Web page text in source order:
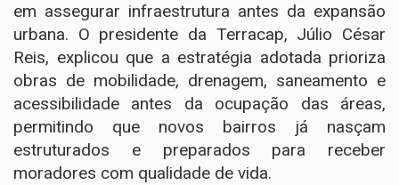
em assegurar infraestrutura antes da expansão
urbana. O presidente da Terracap, Júlio César
Reis, explicou que a estratégia adotada prioriza
obras de mobilidade, drenagem, saneamento e
acessibilidade antes da ocupação das áreas,
permitindo que novos bairros já nasçam
estruturados e preparados para receber
moradores com qualidade de vida.